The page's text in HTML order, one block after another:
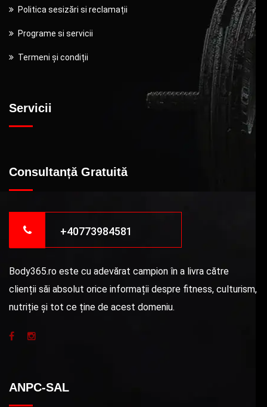
Politica sesizări si reclamații
Programe si servicii
Termeni și condiții
Servicii
Consultanță Gratuită
+40773984581
Body365.ro este cu adevărat campion în a livra către
clienții săi absolut orice informații despre fitness, culturism,
nutriție și tot ce ține de acest domeniu.
ANPC-SAL